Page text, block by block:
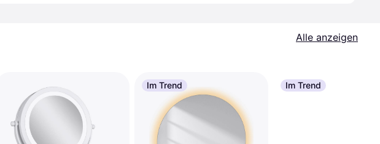
Alle anzeigen
Im Trend Im Trend